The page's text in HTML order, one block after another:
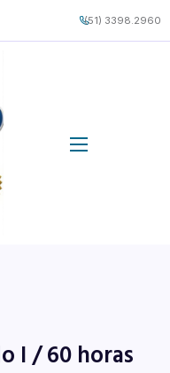
(51) 3398.2960
I / 60 horas